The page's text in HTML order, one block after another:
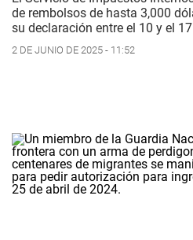
de rembolsos de hasta 3,000
su declaración entre el 10 y el
2 DE JUNIO DE 2025 - 11:52